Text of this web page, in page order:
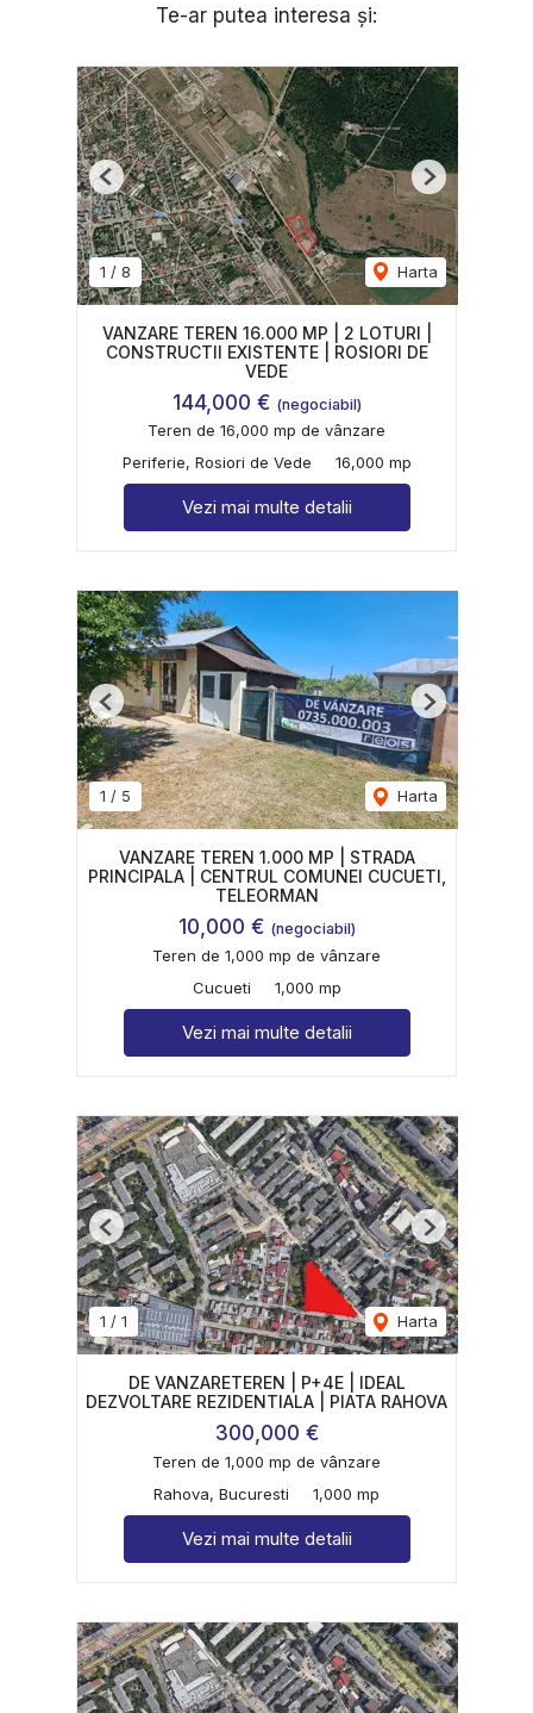
Te-ar putea interesa și:
1 / 8 Harta
Previous Next
VANZARE TEREN 16.000 MP | 2 LOTURI |
CONSTRUCTII EXISTENTE | ROSIORI DE
VEDE
144,000 € (negociabil)
Teren de 16,000 mp de vânzare
Periferie, Rosiori de Vede
16,000 mp
Vezi mai multe detalii
1 / 5 Harta
Previous Next
VANZARE TEREN 1.000 MP | STRADA
PRINCIPALA | CENTRUL COMUNEI CUCUETI,
TELEORMAN
10,000 € (negociabil)
Teren de 1,000 mp de vânzare
Cucueti
1,000 mp
Vezi mai multe detalii
1 / 1 Harta
Previous Next
DE VANZARETEREN | P+4E | IDEAL
DEZVOLTARE REZIDENTIALA | PIATA RAHOVA
300,000 €
Teren de 1,000 mp de vânzare
Rahova, Bucuresti
1,000 mp
Vezi mai multe detalii